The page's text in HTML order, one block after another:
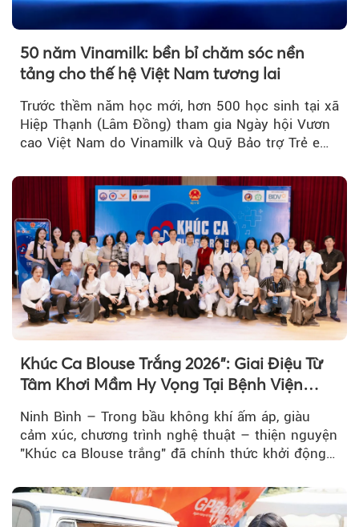
50 năm Vinamilk: bền bỉ chăm sóc nền
tảng cho thế hệ Việt Nam tương lai
Trước thềm năm học mới, hơn 500 học sinh tại xã
Hiệp Thạnh (Lâm Đồng) tham gia Ngày hội Vươn
cao Việt Nam do Vinamilk và Quỹ Bảo trợ Trẻ em
Khúc Ca Blouse Trắng 2026": Giai Điệu Từ
Tâm Khơi Mầm Hy Vọng Tại Bệnh Viện
Ninh Bình – Trong bầu không khí ấm áp, giàu
cảm xúc, chương trình nghệ thuật – thiện nguyện
"Khúc ca Blouse trắng" đã chính thức khởi động